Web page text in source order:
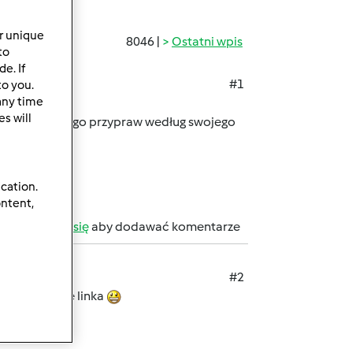
8046 | Ostatni wpis
#1
tylko do niego przypraw według swojego
zarejestruj sięaby dodawać komentarze
#2
podaje linka
unique
If
you.
time
will